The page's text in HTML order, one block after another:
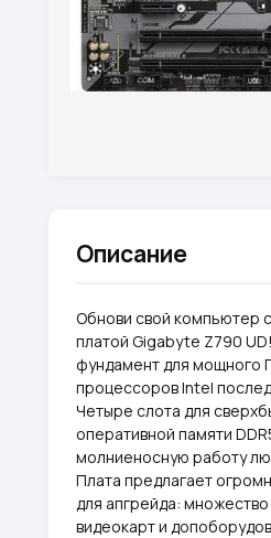
Описание
Обнови свой компьютер
платой Gigabyte Z790
фундамент для мощного
процессоров Intel
Четыре слота для
оперативной памяти
молниеносную работу
Плата предлагает
для апгрейда: множество
видеокарт и